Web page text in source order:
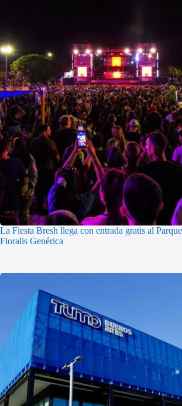
La Fiesta Bresh llega con entrada gratis al
Floralis Genérica